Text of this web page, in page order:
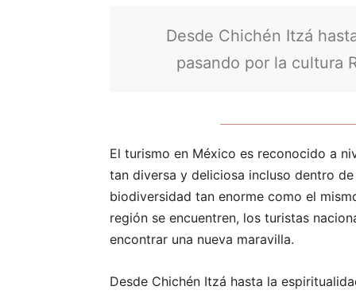
Desde Chichén Itzá
pasando por la cultura
El turismo en México es reconocido a
tan diversa y deliciosa incluso dentro
biodiversidad tan enorme como el
región se encuentren, los turistas
encontrar una nueva maravilla.
Desde Chichén Itzá hasta la